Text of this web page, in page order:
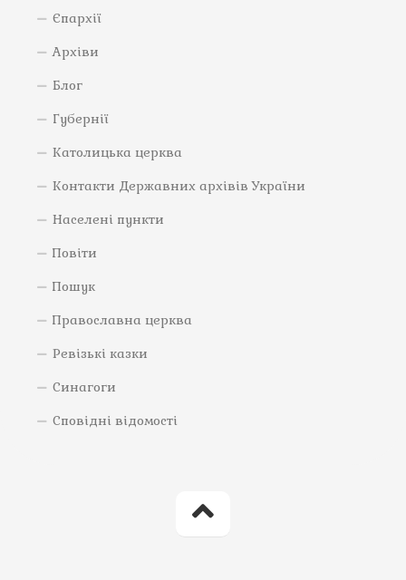
Єпархії
Архіви
Блог
Губернії
Католицька церква
Контакти Державних архівів України
Населені пункти
Повіти
Пошук
Православна церква
Ревізькі казки
Синагоги
Сповідні відомості